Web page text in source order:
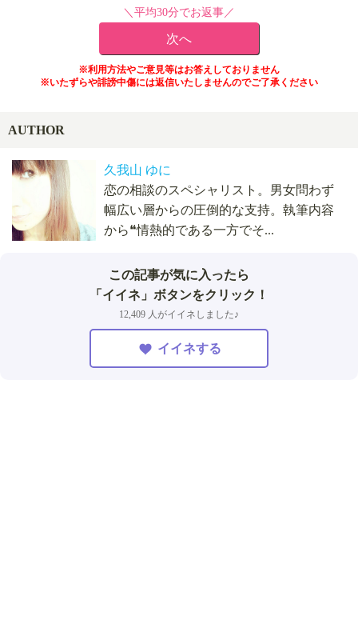
＼平均30分でお返事／
※利用方法やご意見等はお答えしておりません
※いたずらや誹謗中傷には返信いたしませんのでご了承ください
AUTHOR
久我山 ゆに
恋の相談のスペシャリスト。男女問わず
幅広い層からの圧倒的な支持。執筆内容
から❝情熱的である一方でそ...
この記事が気に入ったら
「イイネ」ボタンをクリック！
12,409 人がイイネしました♪
イイネする